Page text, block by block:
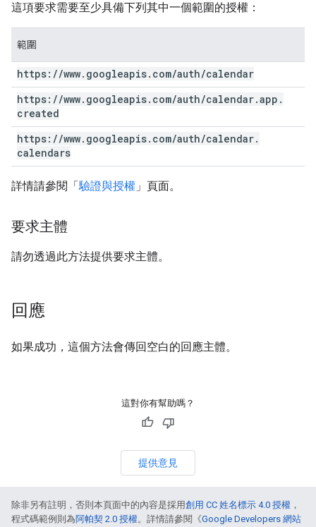
這項要求需要至少具備下列其中一個範圍的授權：
範圍
https: //www. googleapis. com/auth/calendar
https: //www. googleapis. com/auth/calendar.app .
created
https: //www. googleapis. com/auth/calendar.
calendars
詳情請參閱「驗證與授權 」頁面。
要求主體
請勿透過此方法提供要求主體。
回應
如果成功，這個方法會傳回空白的回應主體。
這對你有幫助嗎？
提供意見
除非另有註明，否則本頁面中的內容是採用創用 CC 姓名標示 4.0 授權 ，
程式碼範例則為阿帕契 2.0 授權。詳情請參閱《Google Developers 網站